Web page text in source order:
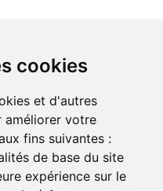
cookies
et d'autres
améliorer votre
fins suivantes :
de base du site
expérience sur le